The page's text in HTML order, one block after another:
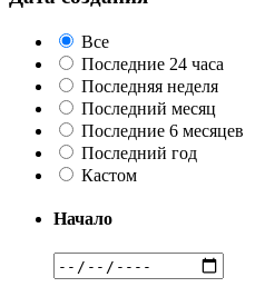
Все
Последние 24 часа
Последняя неделя
Последний месяц
Последние 6 месяцев
Последний год
Кастом
Начало